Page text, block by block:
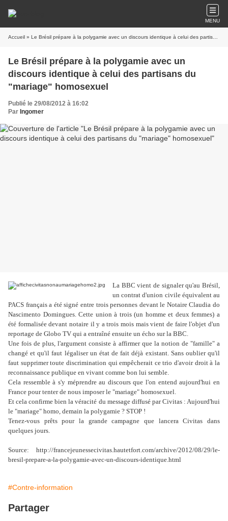
MENU
Accueil » Le Brésil prépare à la polygamie avec un discours identique à celui des partisans du "mariage" homosexuel
Le Brésil prépare à la polygamie avec un
discours identique à celui des partisans du
"mariage" homosexuel
Publié le 29/08/2012 à 16:02
Par Ingomer
La BBC vient de signaler qu'au Brésil,
un contrat d'union civile équivalent au
PACS français a été signé entre trois personnes devant le Notaire Claudia do
Nascimento Domingues. Cette union à trois (un homme et deux femmes) a
été formalisée devant notaire il y a trois mois mais vient de faire l'objet d'un
reportage de Globo TV qui a entraîné ensuite un écho sur la BBC.
Une fois de plus, l'argument consiste à affirmer que la notion de "famille" a
changé et qu'il faut légaliser un état de fait déjà existant. Sans oublier qu'il
faut supprimer toute discrimination qui empêcherait ce trio d'avoir droit à la
reconnaissance publique en vivant comme bon lui semble.
Cela ressemble à s'y méprendre au discours que l'on entend aujourd'hui en
France pour tenter de nous imposer le "mariage" homosexuel.
Et cela confirme bien la véracité du message diffusé par Civitas : Aujourd'hui
le "mariage" homo, demain la polygamie ? STOP !
Tenez-vous prêts pour la grande campagne que lancera Civitas dans
quelques jours.
Source: http://francejeunessecivitas.hautetfort.com/archive/2012/08/29/le-
bresil-prepare-a-la-polygamie-avec-un-discours-identique.html
#Contre-information
Partager